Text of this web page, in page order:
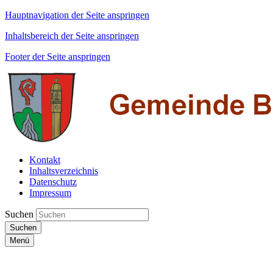
Hauptnavigation der Seite anspringen
Inhaltsbereich der Seite anspringen
Footer der Seite anspringen
Kontakt
Inhaltsverzeichnis
Datenschutz
Impressum
Suchen
Suchen
Menü